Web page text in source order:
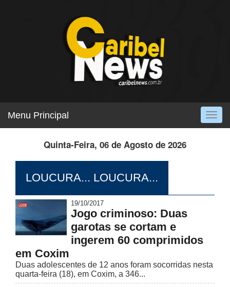
Menu Principal
Quinta-Feira, 06 de Agosto de 2026
LOUCURA... LOUCURA...
19/10/2017
Jogo criminoso: Duas
garotas se cortam e
ingerem 60 comprimidos
em Coxim
Duas adolescentes de 12 anos foram socorridas nesta
quarta-feira (18), em Coxim, a 346...